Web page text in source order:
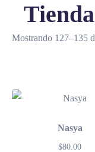
Tienda
Mostrando 127–135
Nasya
$80.00